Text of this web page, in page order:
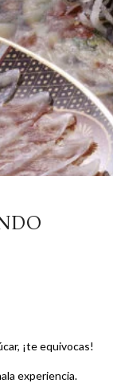
¡te equivocas!
experiencia.